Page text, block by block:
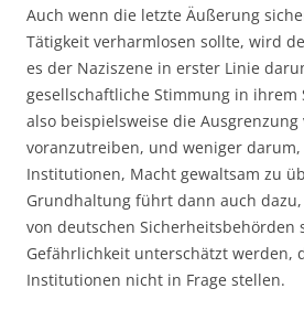
Auch wenn die letzte Äußerung
Tätigkeit verharmlosen sollte, wird
es der Naziszene in erster Linie
gesellschaftliche Stimmung in ihrem
also beispielsweise die
voranzutreiben, und weniger darum,
Institutionen, Macht gewaltsam zu
Grundhaltung führt dann auch
von deutschen Sicherheitsbehörden
Gefährlichkeit unterschätzt werden,
Institutionen nicht in Frage stellen.